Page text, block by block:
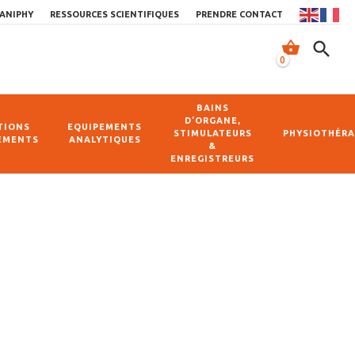
0
shopping_basket search
RESSOURCES SCIENTIFIQUES PRENDRE CONTACT
EQUIPEMENTS
ANALYTIQUES
BAINS
D’ORGANE,
STIMULATEURS
&
ENREGISTREURS